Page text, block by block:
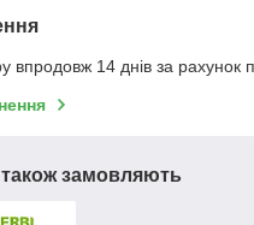
впродовж 14 днів за рахунок
замовляють